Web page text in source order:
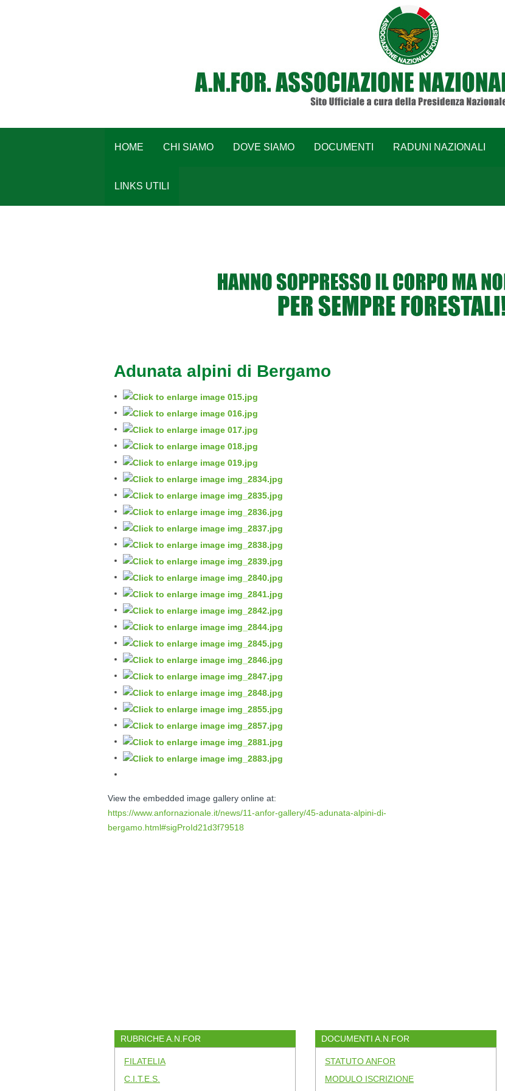
HOME CHI SIAMO DOVE SIAMO DOCUMENTI RADUNI NAZIONALI
LINKS UTILI
Adunata alpini di Bergamo
View the embedded image gallery online at:
https://www.anfornazionale.it/news/11-anfor-gallery/45-adunata-alpini-di-
bergamo.html#sigProId21d3f79518
RUBRICHE A.N.FOR
FILATELIA
C.I.T.E.S.
DOCUMENTI A.N.FOR
STATUTO ANFOR
MODULO ISCRIZIONE